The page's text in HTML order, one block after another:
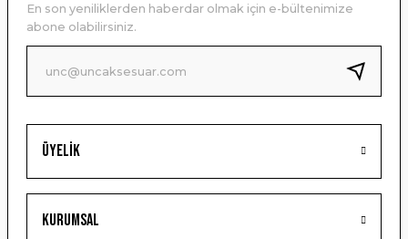
Ürün bilgilerinde hatalar bulunuyor.
Ürün fiyatı diğer sitelerden daha pahalı.
Bu ürüne benzer farklı alternatifler olmalı.
Gönder
Üyelik
Kurumsal
En son yeniliklerden haberdar olmak için e-bültenimize
abone olabilirsiniz.